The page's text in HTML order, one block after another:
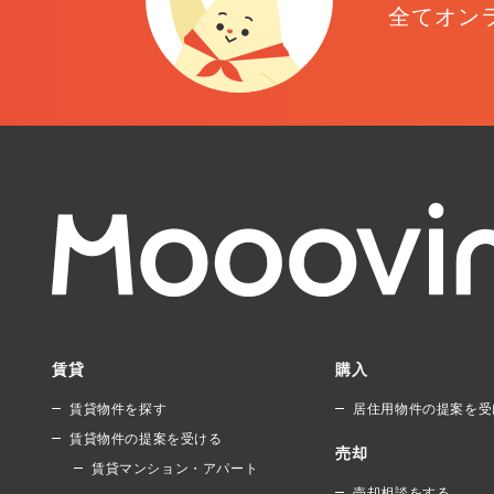
全てオン
賃貸
賃貸物件を探す
賃貸物件の提案を受ける
賃貸マンション・アパート
購入
居住用物件の提案を
売却